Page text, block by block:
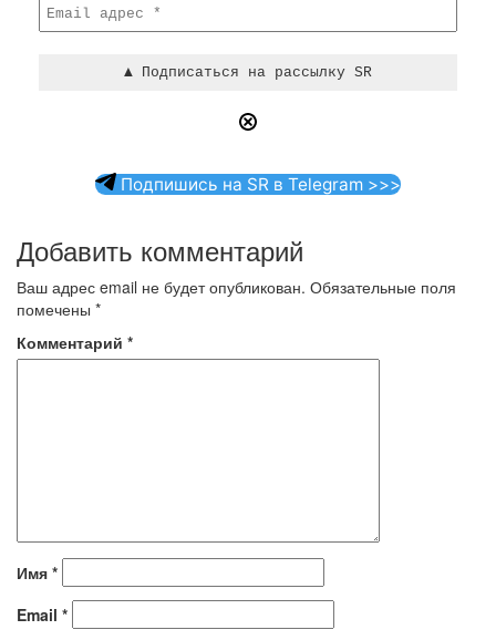
Подпишись на SR в Telegram >>>
Добавить комментарий
Ваш адрес email не будет опубликован. Обязательные поля
помечены *
Комментарий *
Имя *
Email *